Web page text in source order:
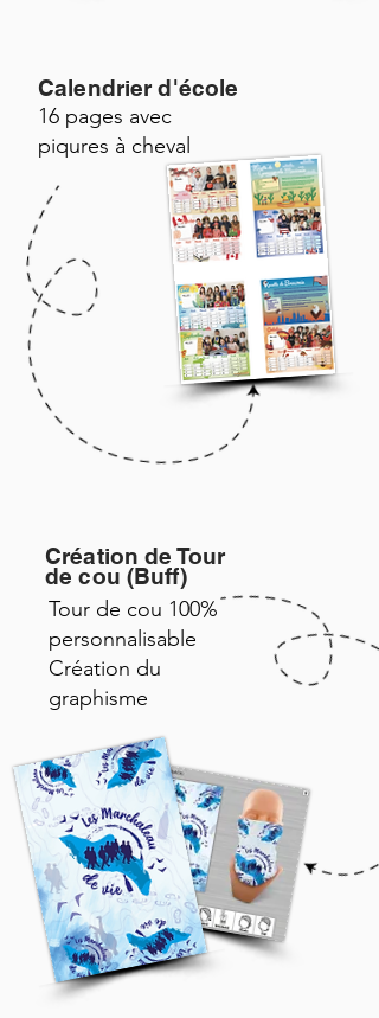
Calendrier d'école
16 pages avec
piqures à cheval
Création de Tour
de cou (Buff)
Tour de cou 100%
personnalisable
Création du
graphisme